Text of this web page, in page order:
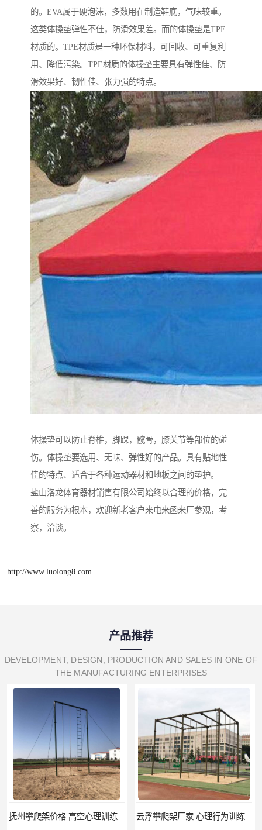
的。EVA属于硬泡沫，多数用在制造鞋底，气味较重。
这类体操垫弹性不佳，防滑效果差。而的体操垫是TPE
材质的。TPE材质是一种环保材料，可回收、可重复利
用、降低污染。TPE材质的体操垫主要具有弹性佳、防
滑效果好、韧性佳、张力强的特点。
体操垫可以防止脊椎，脚踝，髋骨，膝关节等部位的碰
伤。体操垫要选用、无味、弹性好的产品。具有贴地性
佳的特点、适合于各种运动器材和地板之间的垫护。
盐山洛龙体育器材销售有限公司始终以合理的价格，完
善的服务为根本，欢迎新老客户来电来函来厂参观，考
察，洽谈。
http://www.luolong8.com
产品推荐
DEVELOPMENT, DESIGN, PRODUCTION AND SALES IN ONE OF
THE MANUFACTURING ENTERPRISES
抚州攀爬架价格 高空心理训练器材 标准尺寸 云浮攀爬架厂家 心理行为训练器材 质量保证